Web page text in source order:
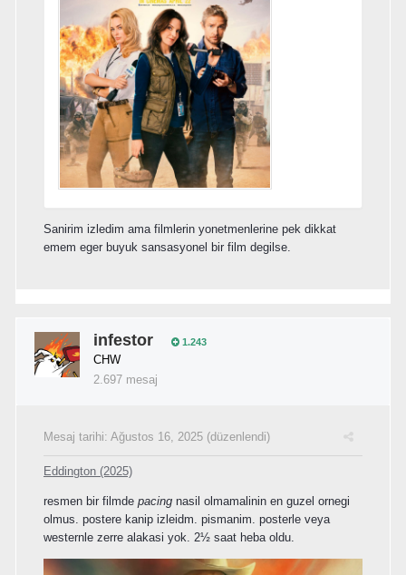
Sanirim izledim ama filmlerin yonetmenlerine pek dikkat
emem eger buyuk sansasyonel bir film degilse.
infestor 1.243
CHW
2.697 mesaj
Mesaj tarihi: Ağustos 16, 2025 (düzenlendi)
Eddington (2025)
resmen bir filmde pacing nasil olmamalinin en guzel ornegi
olmus. postere kanip izleidm. pismanim. posterle veya
westernle zerre alakasi yok. 2½ saat heba oldu.